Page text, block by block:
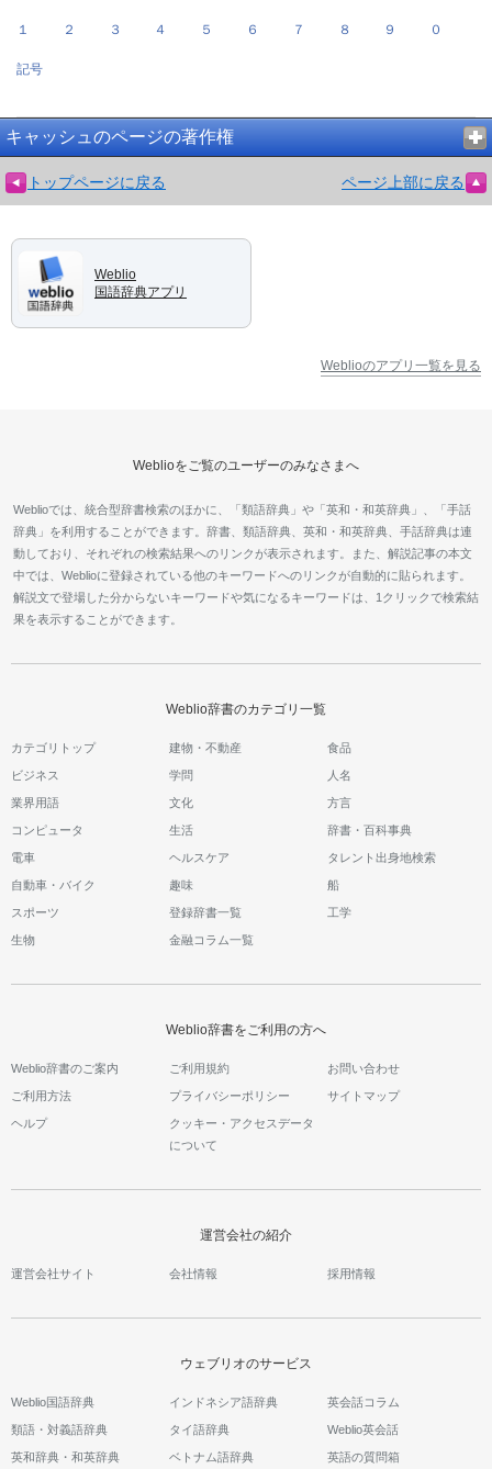
１ ２ ３ ４ ５ ６ ７ ８ ９ ０
記号
キャッシュのページの著作権
トップページに戻る ページ上部に戻る
Weblio
国語辞典アプリ
Weblioのアプリ一覧を見る
Weblioをご覧のユーザーのみなさまへ
Weblioでは、統合型辞書検索のほかに、「類語辞典」や「英和・和英辞典」、「手話
辞典」を利用することができます。辞書、類語辞典、英和・和英辞典、手話辞典は連
動しており、それぞれの検索結果へのリンクが表示されます。また、解説記事の本文
中では、Weblioに登録されている他のキーワードへのリンクが自動的に貼られます。
解説文で登場した分からないキーワードや気になるキーワードは、1クリックで検索結
果を表示することができます。
Weblio辞書のカテゴリ一覧
カテゴリトップ 建物・不動産 食品
ビジネス 学問 人名
業界用語 文化 方言
コンピュータ 生活 辞書・百科事典
電車 ヘルスケア タレント出身地検索
自動車・バイク 趣味 船
スポーツ 登録辞書一覧 工学
生物 金融コラム一覧
Weblio辞書をご利用の方へ
Weblio辞書のご案内 ご利用規約 お問い合わせ
ご利用方法 プライバシーポリシー サイトマップ
ヘルプ
クッキー・アクセスデータ
について
運営会社の紹介
運営会社サイト 会社情報 採用情報
ウェブリオのサービス
Weblio国語辞典
類語・対義語辞典
英和辞典・和英辞典
インドネシア語辞典
タイ語辞典
ベトナム語辞典
英会話コラム
Weblio英会話
英語の質問箱